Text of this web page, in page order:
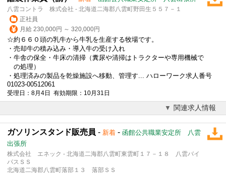
八雲コントラ 株式会社 - 北海道二海郡八雲町野田生５５７－１
正社員
月給 230,000円 ～ 320,000円
☆約６６０頭の乳牛から牛乳を生産する牧場です。
・売却牛の積み込み・導入牛の受け入れ
・牛舎の保全・牛床の清掃（糞尿や清掃はトラクターや専用機械で
の処理）
・処理済みの製品を乾燥施設へ移動、管理す... ハローワーク求人番号
01023-00512061
受理日：8月4日 有効期限：10月31日
関連求人情報
ガソリンスタンド販売員 - 新着 - 函館公共職業安定所 八雲
出張所
株式会社 エネック - 北海道二海郡八雲町東雲町１７－１８ 八雲バイ
パスＳＳ
北海道二海郡八雲町落部１３ 落部ＳＳ